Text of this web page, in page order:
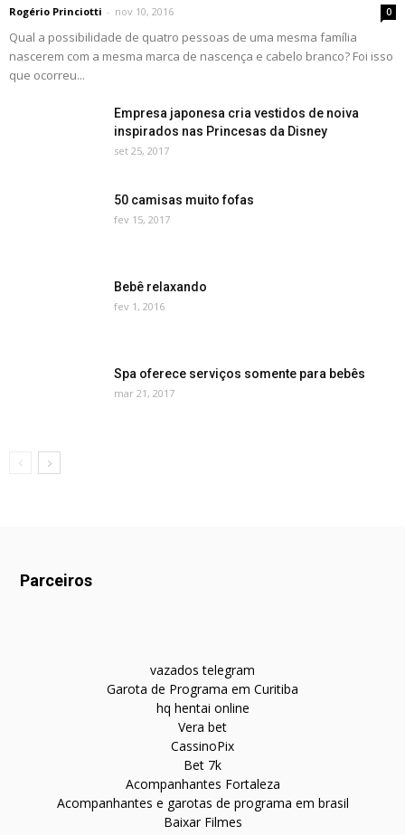
Rogério Princiotti - nov 10, 2016 0
Qual a possibilidade de quatro pessoas de uma mesma família
nascerem com a mesma marca de nascença e cabelo branco? Foi isso
que ocorreu...
Empresa japonesa cria vestidos de noiva
inspirados nas Princesas da Disney
set 25, 2017
50 camisas muito fofas
fev 15, 2017
Bebê relaxando
fev 1, 2016
Spa oferece serviços somente para bebês
mar 21, 2017
Parceiros
vazados telegram
Garota de Programa em Curitiba
hq hentai online
Vera bet
CassinoPix
Bet 7k
Acompanhantes Fortaleza
Acompanhantes e garotas de programa em brasil
Baixar Filmes